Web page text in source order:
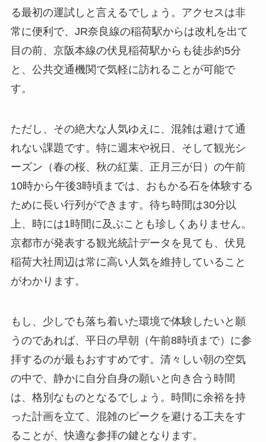
る最初の運試しと言えるでしょう。アクセスは非
常に便利で、JR奈良線の稲荷駅からは改札を出て
目の前、京阪本線の伏見稲荷駅からも徒歩約5分
と、公共交通機関で気軽に訪れることが可能で
す。
ただし、その絶大な人気ゆえに、混雑は避けて通
れない課題です。特に週末や祝日、そして観光シ
ーズン（春の桜、秋の紅葉、正月三が日）の午前
10時から午後3時頃までは、おもかる石を体験する
ために長い行列ができます。待ち時間は30分以
上、時には1時間に及ぶことも珍しくありません。
京都市が発表する観光統計データを見ても、伏見
稲荷大社周辺は常に高い人気を維持していること
がわかります。
もし、少しでも落ち着いた環境で体験したいと願
うのであれば、平日の早朝（午前8時頃まで）に参
拝するのが最もおすすめです。清々しい朝の空気
の中で、静かに自分自身の願いと向き合う時間
は、格別なものとなるでしょう。時間に余裕を持
った計画を立て、混雑のピークを避ける工夫をす
ることが、快適な参拝の鍵となります。